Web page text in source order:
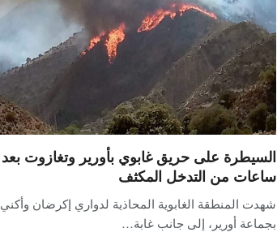
السيطرة على حريق غابوي بأورير وتغازوت بعد
ساعات من التدخل المكثف
شهدت المنطقة الغابوية المحاذية لدواري إكرضان وأكني
بجماعة أورير، إلى جانب غابة…